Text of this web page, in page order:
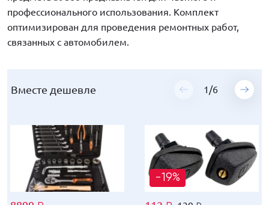
профессионального использования. Комплект
оптимизирован для проведения ремонтных работ,
связанных с автомобилем.
Вместе дешевле 1 /6
-19%
Вместе дешевле 1 /6
-19%
Вместе дешевле 1 /6
-19%
Вместе дешевле 1 /6
-19%
Вместе дешевле 1 /6
-19%
Вместе дешевле 1 /6
-19%